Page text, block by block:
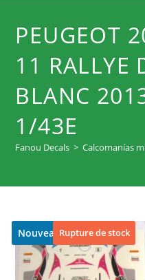
PEUGEOT
11 RALLYE
BLANC
1/43E
Fanou Decals > Calcomanías
NouveauRupture de stock